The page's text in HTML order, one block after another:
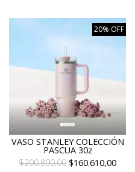
20% OFF
VASO STANLEY COLECCIÓN
PASCUA 30z
$200.800,00 $160.610,00